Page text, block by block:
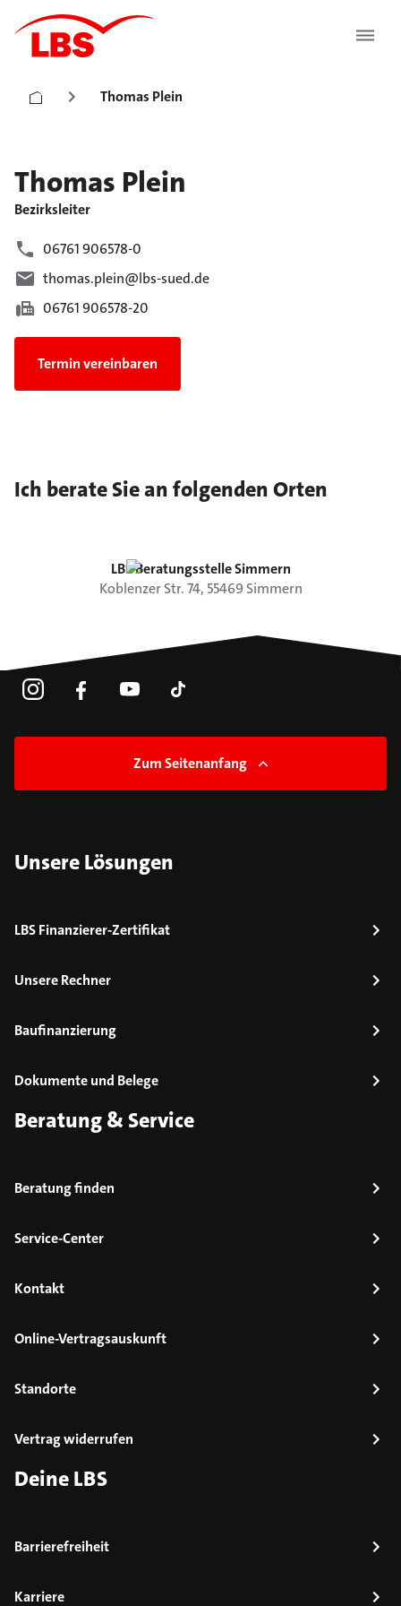
Thomas Plein
Thomas Plein
Bezirksleiter
06761 906578-0
thomas.plein@lbs-sued.de
06761 906578-20
Termin vereinbaren
Ich berate Sie an folgenden Orten
LBS Beratungsstelle Simmern
Koblenzer Str.74, 55469 Simmern
Zum Seitenanfang
Unsere Lösungen
LBS Finanzierer-Zertifikat
Unsere Rechner
Baufinanzierung
Dokumente und Belege
Beratung & Service
Beratung finden
Service-Center
Kontakt
Online-Vertragsauskunft
Standorte
Vertrag widerrufen
Deine LBS
Barrierefreiheit
Karriere